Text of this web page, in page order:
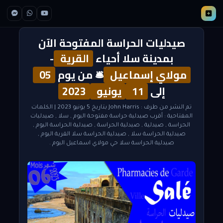
صيدليات الحراسة المفتوحة الآن
بمدينة سلا أحياء القرية -
مولاي إسماعيل 🛎 من يوم 05
إلى 11 يونيو 2023
تم النشر من طرف : John Harris بتاريخ 5 يونيو 2023
| الكلمات
المفتاحية : أقرب صيدلية حراسة مفتوحة اليوم , سلا , صيدليات
الحراسة , صيدلية , صيدلية الحراسة , صيدلية الحراسة اليوم ,
صيدلية الحراسة سلا , صيدلية الحراسة سلا القرية اليوم ,
صيدلية الحراسة سلا حي مولاي اسماعيل اليوم .